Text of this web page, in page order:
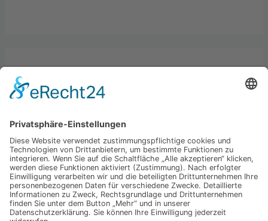
Kategorien
Best practices
Business
Hardware & Gadgets
Startups & Economy
Technologie